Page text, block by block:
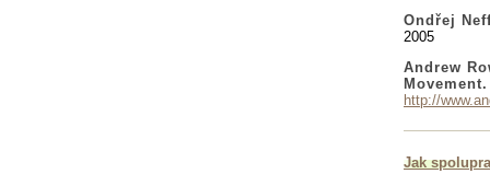
Ondřej
2005
Andrew
Movement.
http://
Jak